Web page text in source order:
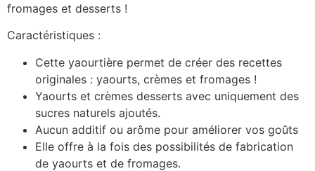
fromages et desserts !
Caractéristiques :
Cette yaourtière permet de créer des recettes
originales : yaourts, crèmes et fromages !
Yaourts et crèmes desserts avec uniquement des
sucres naturels ajoutés.
Aucun additif ou arôme pour améliorer vos goûts
Elle offre à la fois des possibilités de fabrication
de yaourts et de fromages.